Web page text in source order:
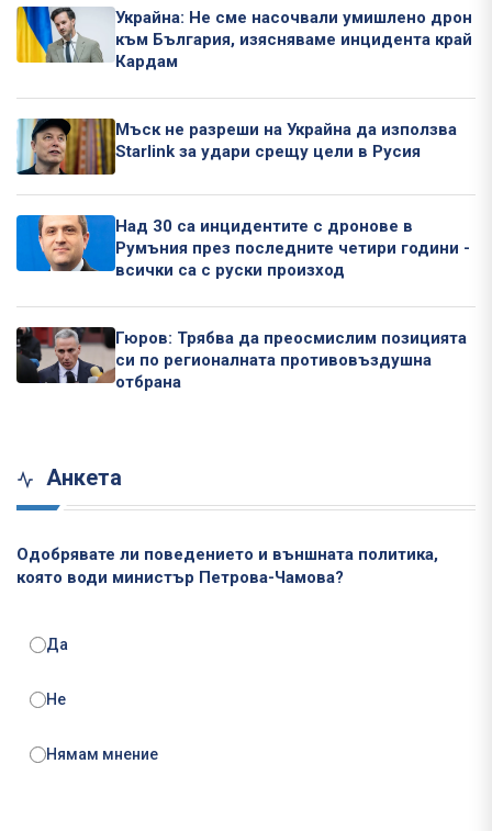
Украйна: Не сме насочвали умишлено дрон
към България, изясняваме инцидента край
Кардам
Мъск не разреши на Украйна да използва
Starlink за удари срещу цели в Русия
Над 30 са инцидентите с дронове в
Румъния през последните четири години -
всички са с руски произход
Гюров: Трябва да преосмислим позицията
си по регионалната противовъздушна
отбрана
Анкета
Одобрявате ли поведението и външната политика,
която води министър Петрова-Чамова?
Да
Не
Нямам мнение